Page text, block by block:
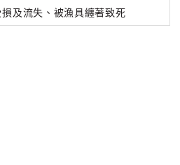
損及流失、被漁具纏著致死